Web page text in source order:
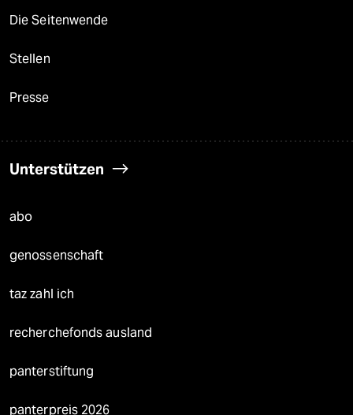
Die Seitenwende
Stellen
Presse
Unterstützen
abo
genossenschaft
taz zahl ich
recherchefonds ausland
panterstiftung
panterpreis 2026